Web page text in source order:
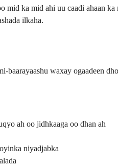
ka mid ahi uu caadi ahaan
ilkaha.
baarayaashu waxay ogaadeen
ah oo jidhkaaga oo dhan ah
niyadjabka